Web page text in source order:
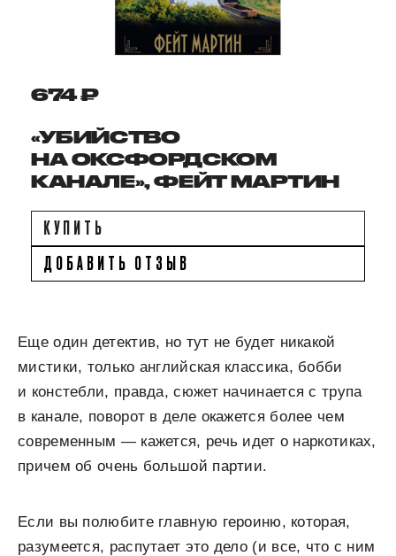
674 ₽
«УБИЙСТВО
НА ОКСФОРДСКОМ
КАНАЛЕ», ФЕЙТ МАРТИН
КУПИТЬ
ДОБАВИТЬ ОТЗЫВ
Еще один детектив, но тут не будет никакой
мистики, только английская классика, бобби
и констебли, правда, сюжет начинается с трупа
в канале, поворот в деле окажется более чем
современным — кажется, речь идет о наркотиках,
причем об очень большой партии.
Если вы полюбите главную героиню, которая,
разумеется, распутает это дело (и все, что с ним